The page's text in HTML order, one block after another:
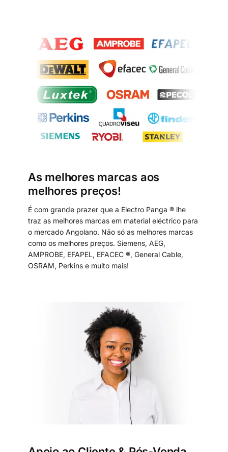
As melhores marcas aos
melhores preços!
É com grande prazer que a Electro Panga ® lhe
traz as melhores marcas em material eléctrico para
o mercado Angolano. Não só as melhores marcas
como os melhores preços. Siemens, AEG,
AMPROBE, EFAPEL, EFACEC ®, General Cable,
OSRAM, Perkins e muito mais!